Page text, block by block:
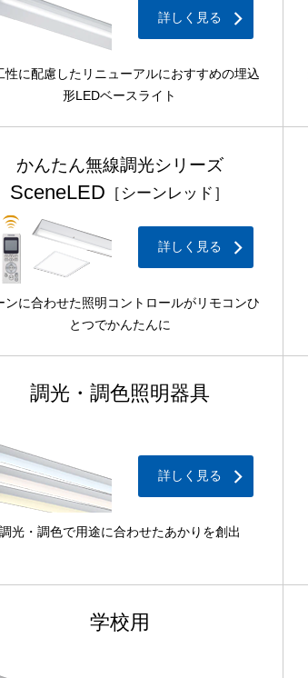
詳しく見る
性に配慮したリニューアルにおすすめの埋込
形LEDベースライト
かんたん無線調光シリーズ
SceneLED ［シーンレッド］
詳しく見る
ンに合わせた照明コントロールがリモコンひ
とつでかんたんに
調光・調色照明器具
詳しく見る
調光・調色で用途に合わせたあかりを創出
学校用